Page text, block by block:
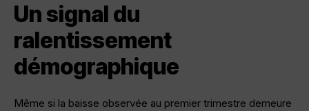
Un signal du
ralentissement
démographique
Même si la baisse observée au premier trimestre demeure